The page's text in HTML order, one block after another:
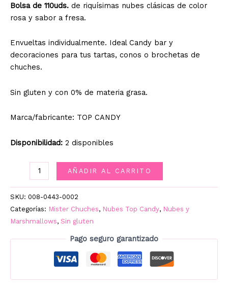
Bolsa de 110uds. de riquísimas nubes clásicas de color
rosa y sabor a fresa.
Envueltas individualmente. Ideal Candy bar y
decoraciones para tus tartas, conos o brochetas de
chuches.
Sin gluten y con 0% de materia grasa.
Marca/fabricante: TOP CANDY
Disponibilidad: 2 disponibles
SPONGE
MALLOW
cantidad
AÑADIR AL CARRITO
SKU: 008-0443-0002
Categorías: Mister Chuches, Nubes Top Candy, Nubes y
Marshmallows, Sin gluten
Pago seguro garantizado